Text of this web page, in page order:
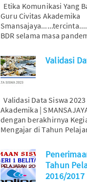
Etika Komunikasi Yang
Guru Civitas Akademika
BDR selama masa
Validasi
Validasi Data Siswa
Akademika |
dengan berakhirnya
Mengajar di Tahun
Tahun
2016/2017